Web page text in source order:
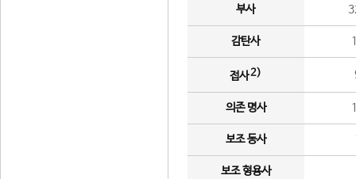
부사
감탄사
접사2)
의존 명사
보조 동사
보조 형용사